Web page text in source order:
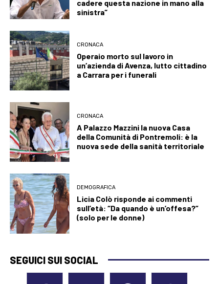
cadere questa nazione in mano alla
sinistra”
CRONACA
Operaio morto sul lavoro in
un’azienda di Avenza, lutto cittadino
a Carrara per i funerali
CRONACA
A Palazzo Mazzini la nuova Casa
della Comunità di Pontremoli: è la
nuova sede della sanità territoriale
DEMOGRAFICA
Licia Colò risponde ai commenti
sull’età: “Da quando è un’offesa?”
(solo per le donne)
SEGUICI SUI SOCIAL